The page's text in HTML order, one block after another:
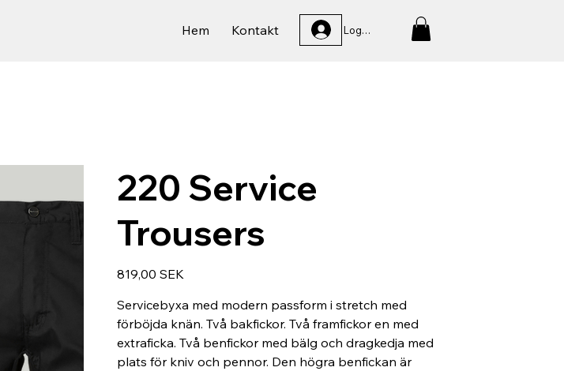
Hem Kontakt Logga In
220 Service
Trousers
Prix
819,00 SEK
Servicebyxa med modern passform i stretch med
förböjda knän. Två bakfickor. Två framfickor en med
extraficka. Två benfickor med bälg och dragkedja med
plats för kniv och pennor. Den högra benfickan är